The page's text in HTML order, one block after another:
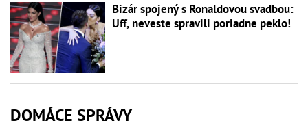
Bizár spojený s Ronaldovou svadbou:
Uff, neveste spravili poriadne peklo!
DOMÁCE SPRÁVY